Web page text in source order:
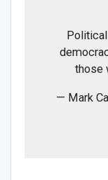
those
— Mark